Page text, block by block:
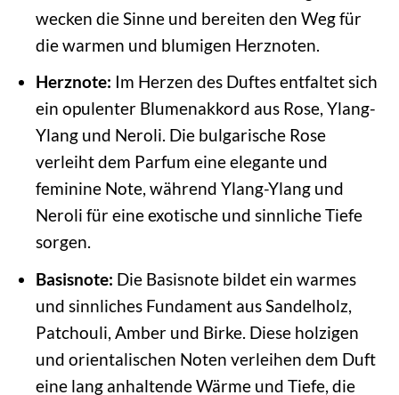
wecken die Sinne und bereiten den Weg für
die warmen und blumigen Herznoten.
Herznote: Im Herzen des Duftes entfaltet sich
ein opulenter Blumenakkord aus Rose, Ylang-
Ylang und Neroli. Die bulgarische Rose
verleiht dem Parfum eine elegante und
feminine Note, während Ylang-Ylang und
Neroli für eine exotische und sinnliche Tiefe
sorgen.
Basisnote: Die Basisnote bildet ein warmes
und sinnliches Fundament aus Sandelholz,
Patchouli, Amber und Birke. Diese holzigen
und orientalischen Noten verleihen dem Duft
eine lang anhaltende Wärme und Tiefe, die